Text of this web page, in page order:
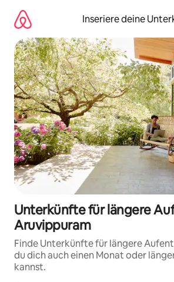
Inhalten
springen
Inseriere deine
Unterkünfte für längere
Aruvippuram
Finde Unterkünfte für längere
du dich auch einen Monat oder
kannst.